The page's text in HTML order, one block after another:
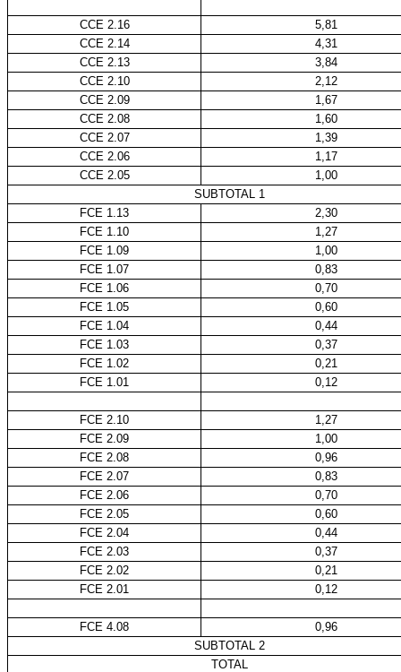
CCE 2.16
5,81
CCE 2.14
4,31
CCE 2.13
3,84
CCE 2.10
2,12
CCE 2.09
1,67
CCE 2.08
1,60
CCE 2.07
1,39
CCE 2.06
1,17
CCE 2.05
1,00
SUBTOTAL 1
FCE 1.13
2,30
FCE 1.10
1,27
FCE 1.09
1,00
FCE 1.07
0,83
FCE 1.06
0,70
FCE 1.05
0,60
FCE 1.04
0,44
FCE 1.03
0,37
FCE 1.02
0,21
FCE 1.01
0,12
FCE 2.10
1,27
FCE 2.09
1,00
FCE 2.08
0,96
FCE 2.07
0,83
FCE 2.06
0,70
FCE 2.05
0,60
FCE 2.04
0,44
FCE 2.03
0,37
FCE 2.02
0,21
FCE 2.01
0,12
FCE 4.08
0,96
SUBTOTAL 2
TOTAL